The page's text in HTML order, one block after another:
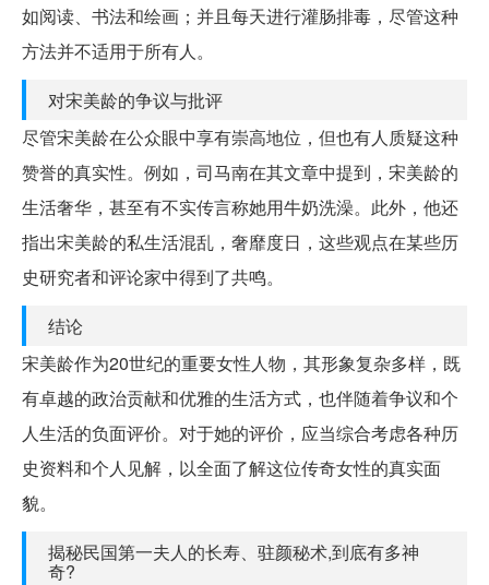
如阅读、书法和绘画；并且每天进行灌肠排毒，尽管这种
方法并不适用于所有人。
对宋美龄的争议与批评
尽管宋美龄在公众眼中享有崇高地位，但也有人质疑这种
赞誉的真实性。例如，司马南在其文章中提到，宋美龄的
生活奢华，甚至有不实传言称她用牛奶洗澡。此外，他还
指出宋美龄的私生活混乱，奢靡度日，这些观点在某些历
史研究者和评论家中得到了共鸣。
结论
宋美龄作为20世纪的重要女性人物，其形象复杂多样，既
有卓越的政治贡献和优雅的生活方式，也伴随着争议和个
人生活的负面评价。对于她的评价，应当综合考虑各种历
史资料和个人见解，以全面了解这位传奇女性的真实面
貌。
揭秘民国第一夫人的长寿、驻颜秘术,到底有多神
奇?